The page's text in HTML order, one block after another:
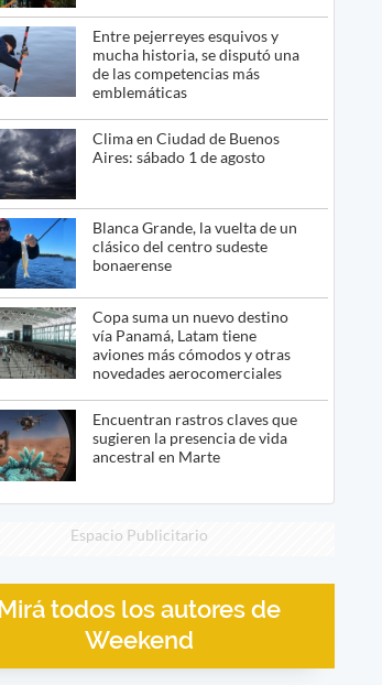
Entre pejerreyes esquivos y
mucha historia, se disputó una
de las competencias más
emblemáticas
Clima en Ciudad de Buenos
Aires: sábado 1 de agosto
Blanca Grande, la vuelta de un
clásico del centro sudeste
bonaerense
Copa suma un nuevo destino
vía Panamá, Latam tiene
aviones más cómodos y otras
novedades aerocomerciales
Encuentran rastros claves que
sugieren la presencia de vida
ancestral en Marte
Espacio Publicitario
Mirá todos los autores de
Weekend